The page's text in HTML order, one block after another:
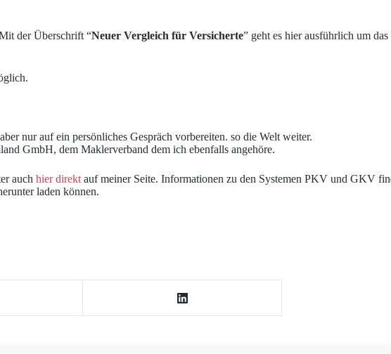
der Überschrift “Neuer Vergleich für Versicherte” geht es hier ausführlich um
nur auf ein persönliches Gespräch vorbereiten. so die Welt weiter.
GmbH, dem Maklerverband dem ich ebenfalls angehöre.
auch hier direkt auf meiner Seite. Informationen zu den Systemen PKV und GKV
laden können.